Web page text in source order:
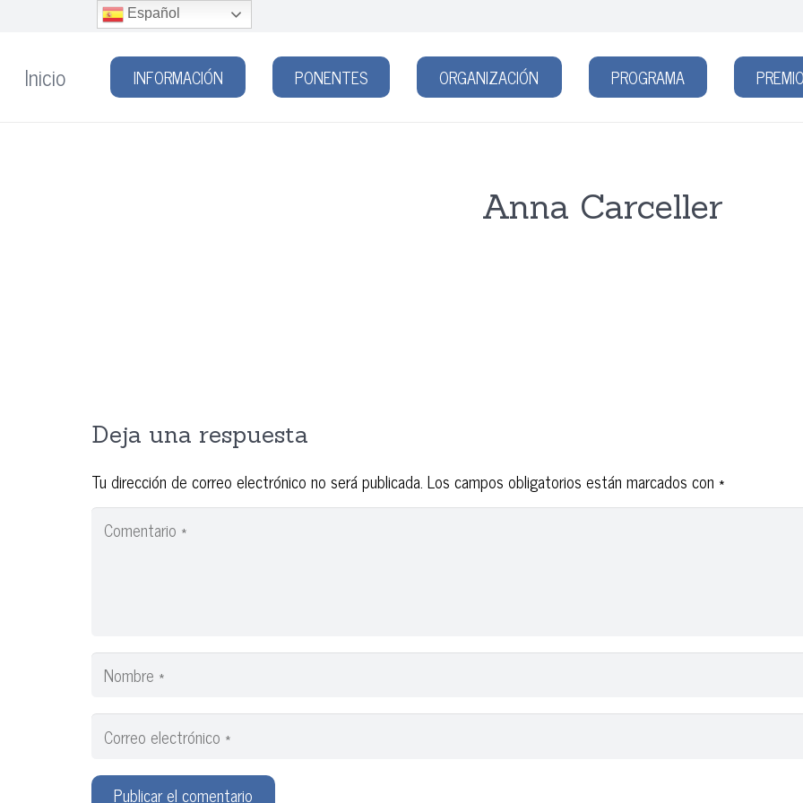
Inicio INFORMACIÓN PONENTES ORGANIZACIÓN PROGRAMA
Anna Carceller
Deja una respuesta
Tu dirección de correo electrónico no será publicada. Los campos obligatorios están marcados con *
Publicar el comentario
Español